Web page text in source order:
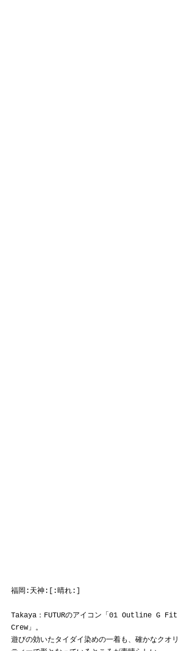
福岡:天神:[:晴れ:]
Takaya：FUTURのアイコン「01 Outline G Fit
Crew」。
遊びの効いたタイダイ染めの一着も、確かなクオリ